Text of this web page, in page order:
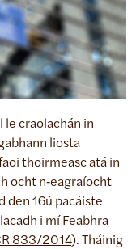
le craolachán in
liosta
thoirmeasc atá in
ocht n‑eagraíocht
den 16ú pacáiste
i mí Feabhra
833/2014). Tháinig